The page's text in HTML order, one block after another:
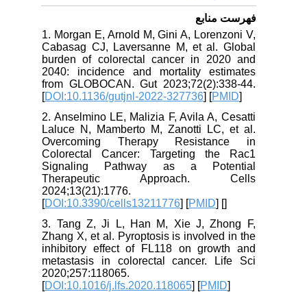
فهرست منابع
1. Morgan E, Arnold M, Gini A, Lorenzoni V,
Cabasag CJ, Laversanne M, et al. Global
burden of colorectal cancer in 2020 and
2040: incidence and mortality estimates
from GLOBOCAN. Gut 2023;72(2):338-44.
[DOI:10.1136/gutjnl-2022-327736] [PMID
2. Anselmino LE, Malizia F, Avila A, Cesatti
Laluce N, Mamberto M, Zanotti LC, et al.
Overcoming Therapy Resistance in
Colorectal Cancer: Targeting the Rac1
Signaling Pathway as a Potential
Therapeutic Approach. Cells
2024;13(21):1776.
[DOI:10.3390/cells13211776] [PMID] [
3. Tang Z, Ji L, Han M, Xie J, Zhong F,
Zhang X, et al. Pyroptosis is involved in the
inhibitory effect of FL118 on growth and
metastasis in colorectal cancer. Life Sci
2020;257:118065.
[DOI:10.1016/j.lfs.2020.118065] [PMID